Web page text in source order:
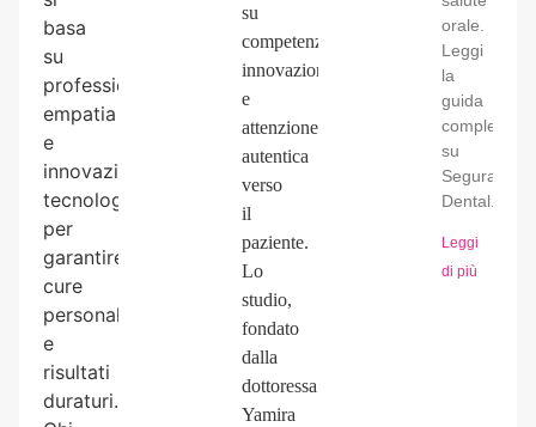
basa
su
professionalità,
empatia
e
innovazione
tecnologica,
per
garantire
cure
personalizzate
e
risultati
duraturi.
su
competenza,
innovazione
e
attenzione
autentica
verso
il
paziente.
Lo
studio,
fondato
dalla
dottoressa
Yamira
orale.
Leggi
la
guida
completa
su
Segura
Dental.
Leggi
di più